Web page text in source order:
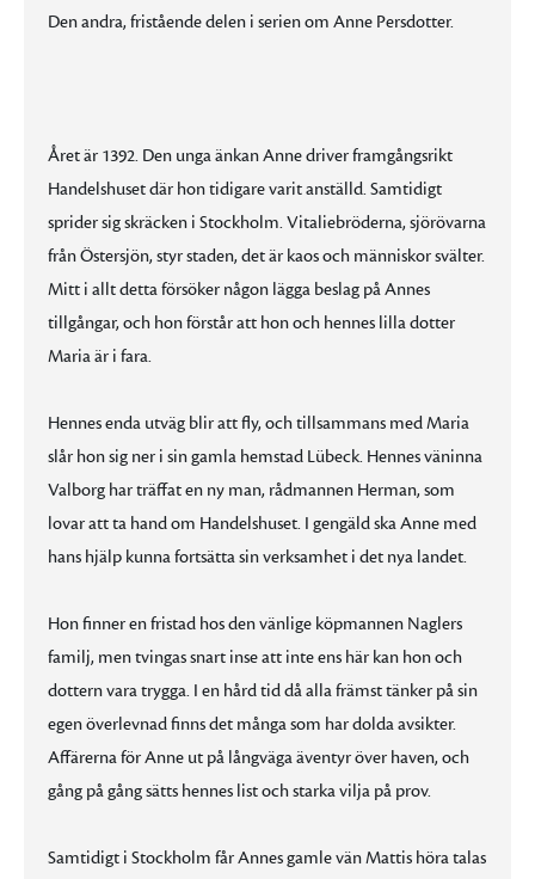
Den andra, fristående delen i serien om Anne Persdotter.
Året är 1392. Den unga änkan Anne driver framgångsrikt
Handelshuset där hon tidigare varit anställd. Samtidigt
sprider sig skräcken i Stockholm. Vitaliebröderna, sjörövarna
från Östersjön, styr staden, det är kaos och människor svälter.
Mitt i allt detta försöker någon lägga beslag på Annes
tillgångar, och hon förstår att hon och hennes lilla dotter
Maria är i fara.
Hennes enda utväg blir att fly, och tillsammans med Maria
slår hon sig ner i sin gamla hemstad Lübeck. Hennes väninna
Valborg har träffat en ny man, rådmannen Herman, som
lovar att ta hand om Handelshuset. I gengäld ska Anne med
hans hjälp kunna fortsätta sin verksamhet i det nya landet.
Hon finner en fristad hos den vänlige köpmannen Naglers
familj, men tvingas snart inse att inte ens här kan hon och
dottern vara trygga. I en hård tid då alla främst tänker på sin
egen överlevnad finns det många som har dolda avsikter.
Affärerna för Anne ut på långväga äventyr över haven, och
gång på gång sätts hennes list och starka vilja på prov.
Samtidigt i Stockholm får Annes gamle vän Mattis höra talas